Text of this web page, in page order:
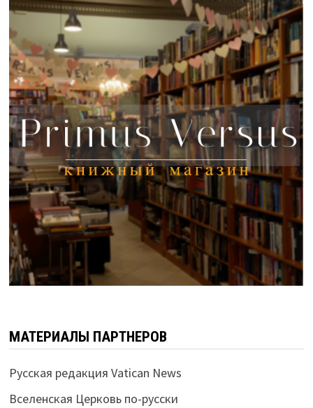
МАТЕРИАЛЫ ПАРТНЕРОВ
Русская редакция Vatican News
Вселенская Церковь по-русски